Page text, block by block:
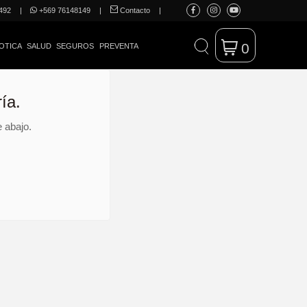
| +569 76148149 | Contacto |
SALUD SEGUROS PREVENTA 0
abajo.